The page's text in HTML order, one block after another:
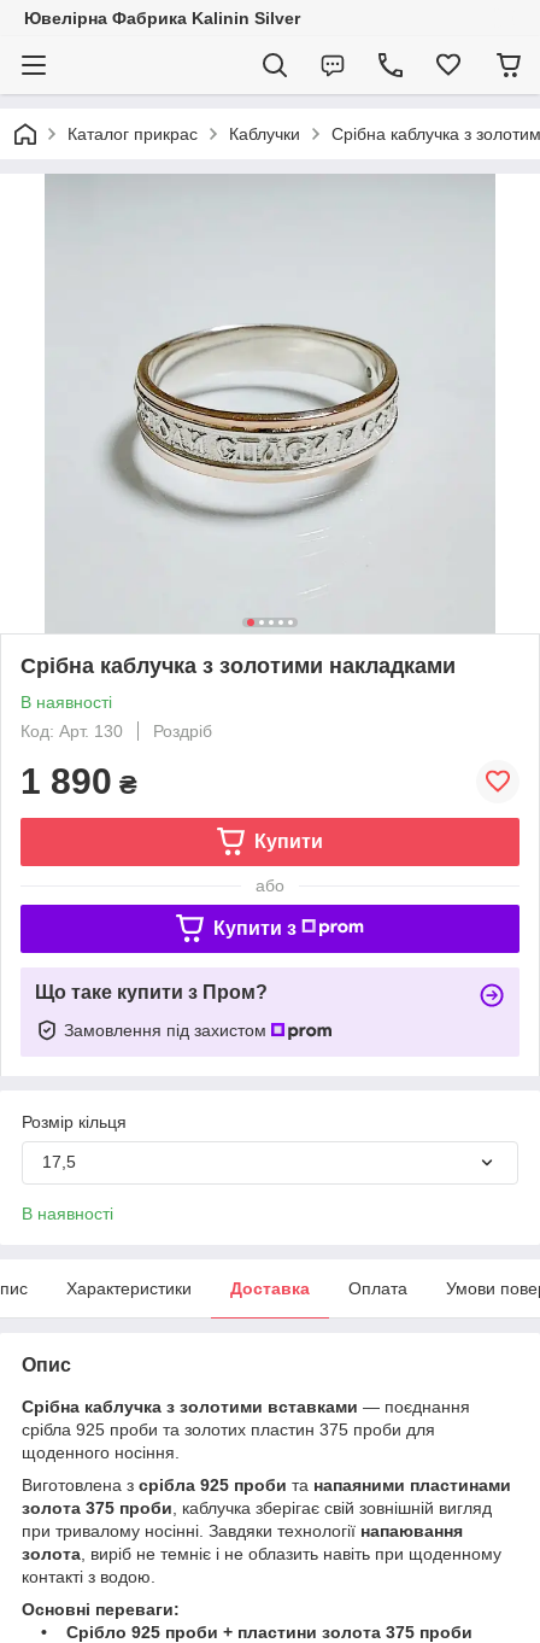
Ювелірна Фабрика Kalinin Silver
Каталог прикрас Каблучки Срібна каблучка з
Срібна каблучка з золотими накладками
В наявності
Код: Арт. 130
Роздріб
1 890 ₴
Купити
або
Купити з
Що таке купити з Пром?
Замовлення під захистом
Розмір кільця
17,5
В наявності
Характеристики Доставка Оплата Умови
Опис
Срібна каблучка з золотими вставками — поєднання
срібла 925 проби та золотих пластин 375 проби для
щоденного носіння.
Виготовлена з срібла 925 проби та напаяними пластинами
золота 375 проби , каблучка зберігає свій зовнішній вигляд
при тривалому носінні. Завдяки технології напаювання
золота , виріб не темніє і не облазить навіть при щоденному
контакті з водою.
Основні переваги:
• Срібло 925 проби + пластини золота 375 проби